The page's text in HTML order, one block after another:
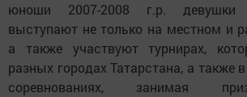
юноши 2007-2008 г.р. девушки
выступают не только на местном и
а также участвуют турнирах,
разных городах Татарстана, а также
соревнованиях, занимая